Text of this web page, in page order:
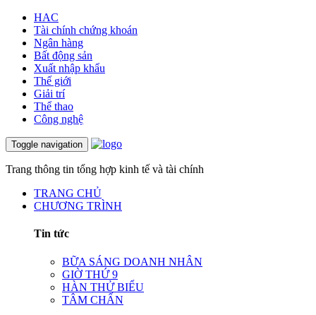
HAC
Tài chính chứng khoán
Ngân hàng
Bất động sản
Xuất nhập khẩu
Thế giới
Giải trí
Thể thao
Công nghệ
Toggle navigation
Trang thông tin tổng hợp kinh tế và tài chính
TRANG CHỦ
CHƯƠNG TRÌNH
Tin tức
BỮA SÁNG DOANH NHÂN
GIỜ THỨ 9
HÀN THỬ BIỂU
TÂM CHẤN